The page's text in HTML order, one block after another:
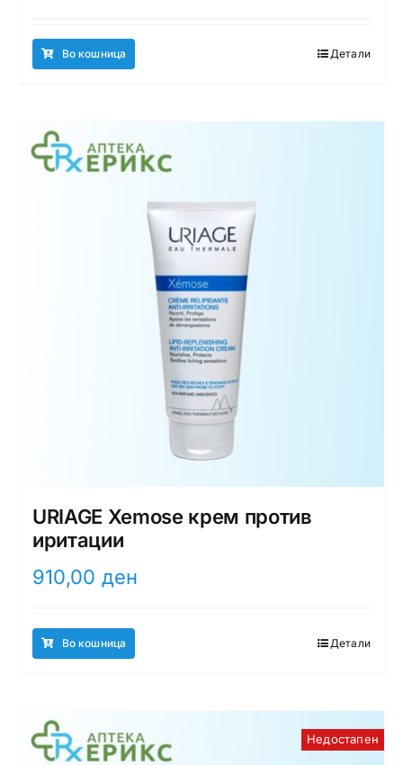
Во кошница Детали
URIAGE Xemose крем против
иритации
910,00 ден
Во кошница Детали
Недостапен